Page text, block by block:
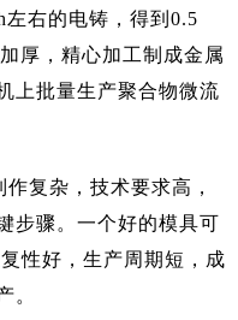
左右的电铸，得到0.5
厚，精心加工制成金属
上批量生产聚合物微流
复杂，技术要求高，
步骤。一个好的模具可
性好，生产周期短，成
。